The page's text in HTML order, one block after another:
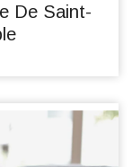
De Saint-